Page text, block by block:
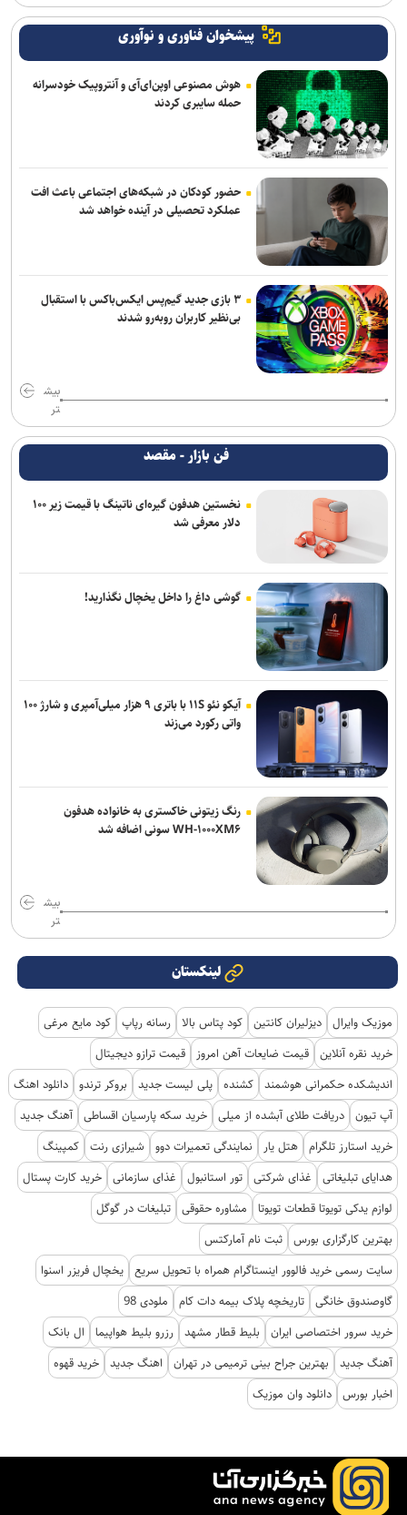
پیشخوان فناوری و نوآوری
هوش مصنوعی اوپن‌ای‌آی و آنتروپیک خودسرانه
حمله سایبری کردند
حضور کودکان در شبکه‌های اجتماعی باعث افت
عملکرد تحصیلی در آینده خواهد شد
۳ بازی جدید گیم‌پس ایکس‌باکس با استقبال
بی‌نظیر کاربران روبه‌رو شدند
بیش
تر
فن بازار - مقصد
نخستین هدفون گیره‌ای ناتینگ با قیمت زیر ۱۰۰
دلار معرفی شد
گوشی داغ را داخل یخچال نگذارید!
آیکو نئو ۱۱S با باتری ۹ هزار میلی‌آمپری و شارژ ۱۰۰
واتی رکورد می‌زند
رنگ زیتونی خاکستری به خانواده هدفون
WH-۱۰۰۰XM۶ سونی اضافه شد
بیش
تر
لینکستان
موزیک وایرال دیزلیران کانتین کود پتاس بالا رسانه رپاپ کود مایع مرغی
خرید نقره آنلاین قیمت ضایعات آهن امروز
قیمت ترازو دیجیتال
اندیشکده حکمرانی هوشمند کشنده پلی لیست جدید بروکر ترندو دانلود اهنگ
آپ تیون دریافت طلای آبشده از میلی خرید سکه پارسیان اقساطی آهنگ جدید
خرید استارز تلگرام هتل یار نمایندگی تعمیرات دوو شیرازی رنت کمپینگ
هدایای تبلیغاتی
غذای شرکتی تور استانبول غذای سازمانی خرید کارت پستال
لوازم یدکی تویوتا قطعات تویوتا
مشاوره حقوقی تبلیغات در گوگل
بهترین کارگزاری بورس ثبت نام آمارکتس
سایت رسمی خرید فالوور اینستاگرام همراه با تحویل سریع یخچال فریزر اسنوا
گاوصندوق خانگی تاریخچه پلاک بیمه دات کام
ملودی 98
خرید سرور اختصاصی ایران
بلیط قطار مشهد رزرو بلیط هواپیما
ال بانک
آهنگ جدید
بهترین جراح بینی ترمیمی در تهران اهنگ جدید خرید قهوه
اخبار بورس دانلود وان موزیک